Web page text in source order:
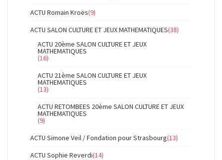
ACTU Romain Kroës(9)
ACTU SALON CULTURE ET JEUX MATHEMATIQUES(38)
ACTU 20ème SALON CULTURE ET JEUX
MATHEMATIQUES
(16)
ACTU 21ème SALON CULTURE ET JEUX
MATHEMATIQUES
(13)
ACTU RETOMBEES 20ème SALON CULTURE ET JEUX
MATHEMATIQUES
(9)
ACTU Simone Veil / Fondation pour Strasbourg(13)
ACTU Sophie Reverdi(14)